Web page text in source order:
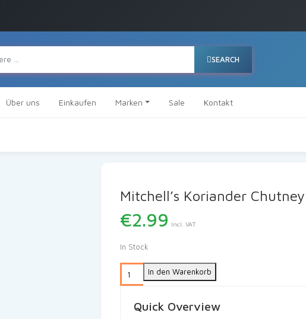
SEARCH
Über uns Einkaufen Marken Sale Kontakt
Mitchell’s Koriander
€2.99 Incl. VAT
In Stock
In den Warenkorb
Quick Overview